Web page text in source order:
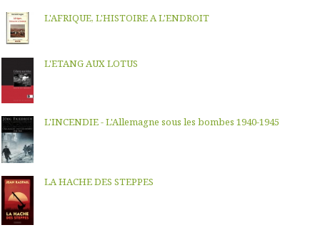
L'AFRIQUE, L'HISTOIRE A L'ENDROIT
L'ETANG AUX LOTUS
L'INCENDIE - L'Allemagne sous les bombes 1940-1945
LA HACHE DES STEPPES